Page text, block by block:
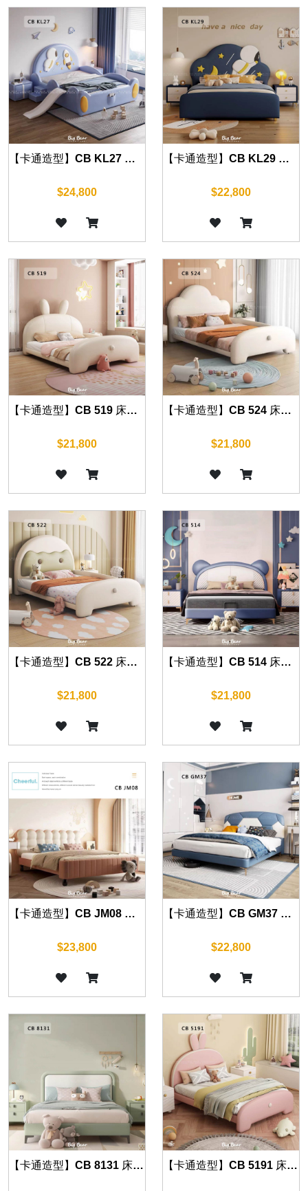
【卡通造型】CB KL27 床組 另有四尺
$24,800
【卡通造型】CB KL29 床組 另有四尺
$22,800
【卡通造型】CB 519 床組 另有四尺
$21,800
【卡通造型】CB 524 床組 另有四尺
$21,800
【卡通造型】CB 522 床組 另有四尺
$21,800
【卡通造型】CB 514 床組 另有四尺
$21,800
【卡通造型】CB JM08 床組 另有四尺
$23,800
【卡通造型】CB GM37 床組 另有四尺
$22,800
【卡通造型】CB 8131 床組 另有四尺 【卡通造型】CB 5191 床組 另有四尺